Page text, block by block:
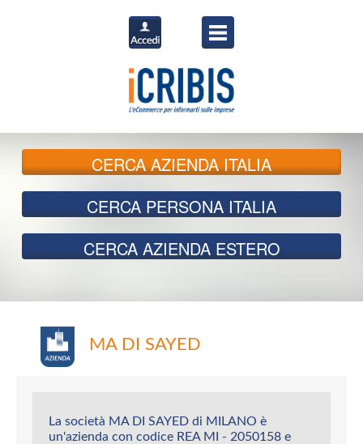
CERCAAZIENDA ITALIA
CERCA PERSONA ITALIA
CERCA AZIENDA ESTERO
MA DI SAYED
La società MA DI SAYED di MILANO è
un'azienda con codice REA MI - 2050158 e